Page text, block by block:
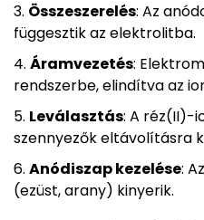
Összeszerelés: Az
függesztik az elektrolitba.
Áramvezetés:
rendszerbe, elindítva az
Leválasztás: A réz(II)-
szennyezők eltávolításra
Anódiszap kezelése:
(ezüst, arany) kinyerik.